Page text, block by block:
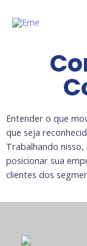
Entender o que
que seja
Trabalhando
posicionar sua
clientes dos